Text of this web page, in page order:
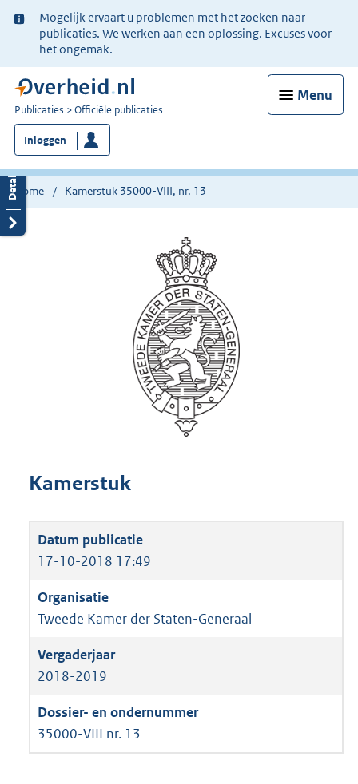
Ter
informatie:
Mogelijk ervaart u problemen met het zoeken naar
publicaties. We werken aan een oplossing. Excuses voor
het ongemak.
Menu
U
bent
nu
hier:
Publicaties Officiële publicaties
Inloggen
Home Kamerstuk 35000-VIII, nr. 13
Kamerstuk
17-10-2018 17:49
Tweede Kamer der Staten-Generaal
2018-2019
35000-VIII nr. 13